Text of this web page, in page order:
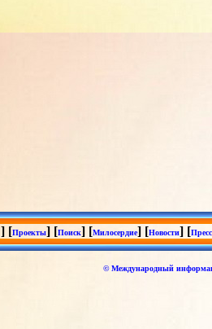
] [Проекты] [Поиск] [Милосердие] [Новости] [
© Международный